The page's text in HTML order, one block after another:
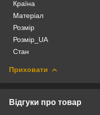
Країна
Матеріал
Розмір
Розмір_UA
Стан
Приховати
Відгуки про товар